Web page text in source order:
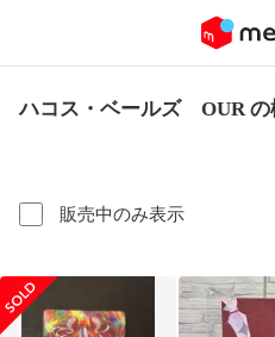
ハコス・ベールズ OUR の
販売中のみ表示